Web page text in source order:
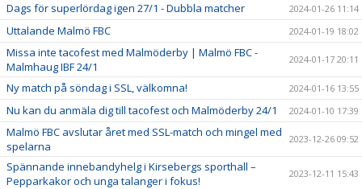
Dags för superlördag igen 27/1 - Dubbla matcher 2024-01-26 11:14
Uttalande Malmö FBC 2024-01-19 18:02
Missa inte tacofest med Malmöderby | Malmö FBC -
Malmhaug IBF 24/1
2024-01-17 20:11
Ny match på söndag i SSL, välkomna! 2024-01-16 13:55
Nu kan du anmäla dig till tacofest och Malmöderby 24/1 2024-01-10 17:39
Malmö FBC avslutar året med SSL-match och mingel med
spelarna
2023-12-26 09:52
Spännande innebandyhelg i Kirsebergs sporthall –
Pepparkakor och unga talanger i fokus!
2023-12-11 15:43